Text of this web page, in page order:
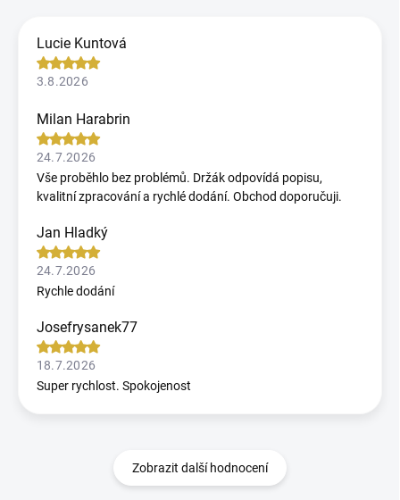
Lucie Kuntová
3.8.2026
Milan Harabrin
24.7.2026
Vše proběhlo bez problémů. Držák odpovídá popisu,
kvalitní zpracování a rychlé dodání. Obchod doporučuji.
Jan Hladký
24.7.2026
Rychle dodání
Josefrysanek77
18.7.2026
Super rychlost. Spokojenost
Zobrazit další hodnocení